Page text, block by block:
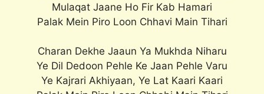
Mulaqat Jaane Ho Fir Kab Hamari
Palak Mein Piro Loon Chhavi Main Tihari
Charan Dekhe Jaaun Ya Mukhda Niharu
Ye Dil Dedoon Pehle Ke Jaan Pehle Varu
Ye Kajrari Akhiyaan, Ye Lat Kaari Kaari